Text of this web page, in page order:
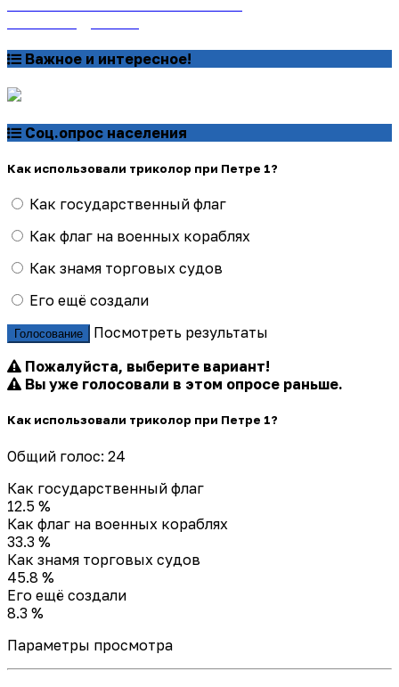
Важное и интересное!
Соц.опрос населения
Как использовали триколор при Петре 1?
Как государственный флаг
Как флаг на военных кораблях
Как знамя торговых судов
Его ещё создали
Голосование
Посмотреть результаты
Пожалуйста, выберите вариант!
Вы уже голосовали в этом опросе раньше.
Как использовали триколор при Петре 1?
Общий голос: 24
Как государственный флаг
12.5 %
Как флаг на военных кораблях
33.3 %
Как знамя торговых судов
45.8 %
Его ещё создали
8.3 %
Параметры просмотра